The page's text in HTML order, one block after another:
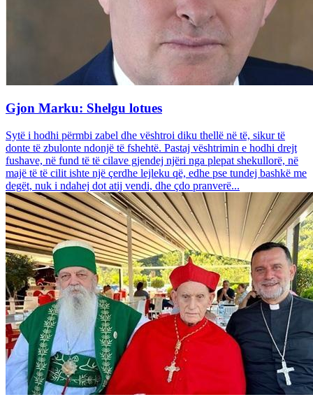
Gjon Marku: Shelgu lotues
Sytë i hodhi përmbi zabel dhe vështroi diku thellë në të, sikur të
donte të zbulonte ndonjë të fshehtë. Pastaj vështrimin e hodhi drejt
fushave, në fund të të cilave gjendej njëri nga plepat shekullorë, në
majë të të cilit ishte një çerdhe lejleku që, edhe pse tundej bashkë me
degët, nuk i ndahej dot atij vendi, dhe çdo pranverë...